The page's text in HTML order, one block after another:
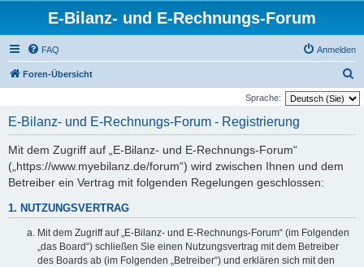
E-Bilanz- und E-Rechnungs-Forum
FAQ Anmelden
Foren-Übersicht
u
Sprache:
E-Bilanz- und E-Rechnungs-Forum - Registrierung
Mit dem Zugriff auf „E-Bilanz- und E-Rechnungs-Forum“
(„https://www.myebilanz.de/forum“) wird zwischen Ihnen und dem
Betreiber ein Vertrag mit folgenden Regelungen geschlossen:
1. NUTZUNGSVERTRAG
Mit dem Zugriff auf „E-Bilanz- und E-Rechnungs-Forum“ (im Folgenden
„das Board“) schließen Sie einen Nutzungsvertrag mit dem Betreiber
des Boards ab (im Folgenden „Betreiber“) und erklären sich mit den